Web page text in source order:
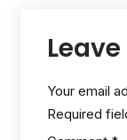
Your email
Required